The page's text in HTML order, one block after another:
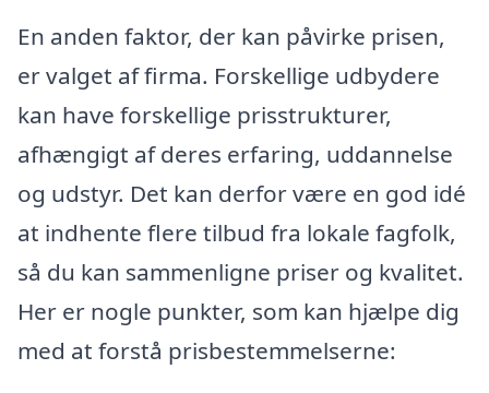
En anden faktor, der kan påvirke prisen,
er valget af firma. Forskellige udbydere
kan have forskellige prisstrukturer,
afhængigt af deres erfaring, uddannelse
og udstyr. Det kan derfor være en god idé
at indhente flere tilbud fra lokale fagfolk,
så du kan sammenligne priser og kvalitet.
Her er nogle punkter, som kan hjælpe dig
med at forstå prisbestemmelserne: